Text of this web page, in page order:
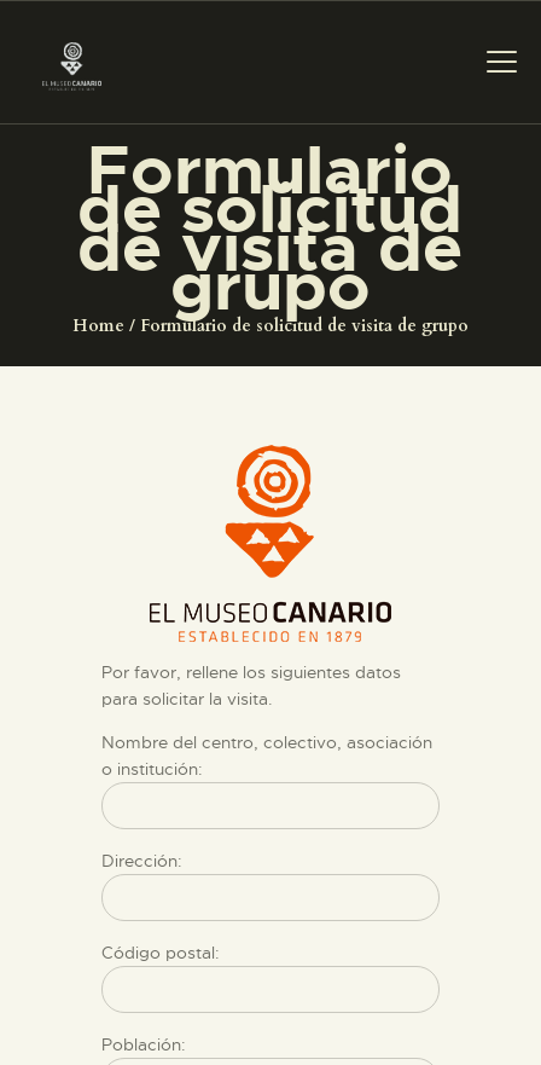
Formulario
de solicitud
de visita de
grupo
Home Formulario de solicitud de visita de grupo
PREPARAR LA VISITA
ACTIVIDADES
█
COLECCIONES
DIDÁCTICA
ESPAÑOL
PREPARAR LA VISITA
ACTIVIDADES
█
COLECCIONES
DIDÁCTICA
Por favor, rellene los siguientes datos
para solicitar la visita.
Nombre del centro, colectivo, asociación
o institución:
Dirección:
Código postal:
Población: